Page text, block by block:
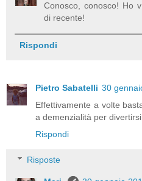
Conosco, conosco! Ho
di recente!
Rispondi
Pietro Sabatelli 30
Effettivamente a volte
a demenzialità per
Rispondi
Risposte